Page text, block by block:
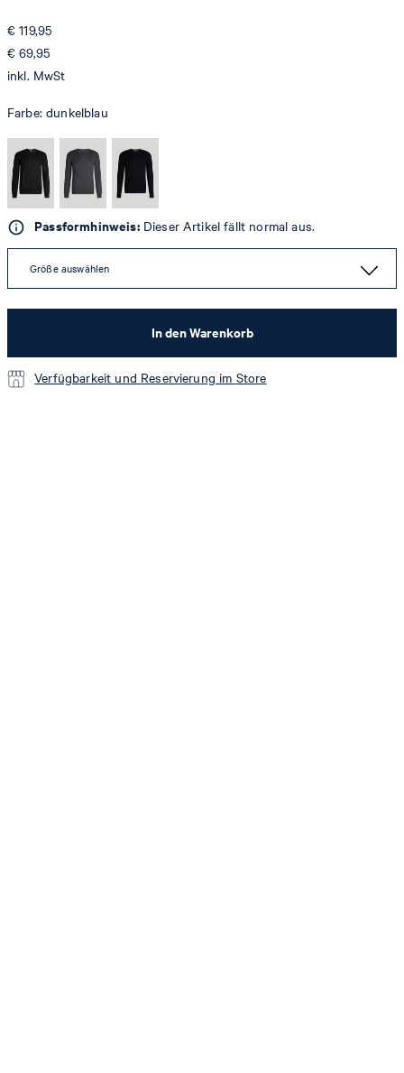
€ 119,95
€ 69,95
inkl. MwSt
Farbe:dunkelblau
Passformhinweis:Dieser Artikel fällt normal aus.
Größe auswählen
In den Warenkorb
Verfügbarkeit und Reservierung im Store